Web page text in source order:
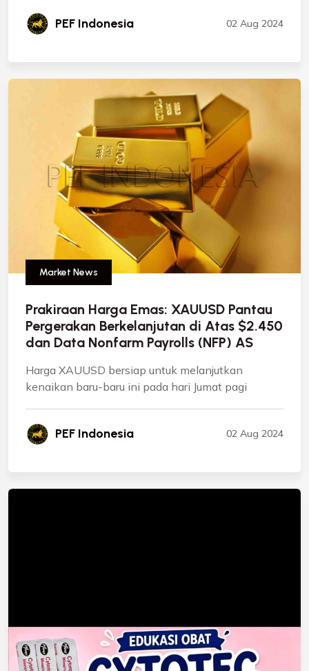
PEF Indonesia 02 Aug 2024
Market News
Prakiraan Harga Emas: XAUUSD Pantau
Pergerakan Berkelanjutan di Atas $2.450
dan Data Nonfarm Payrolls (NFP) AS
Harga XAUUSD bersiap untuk melanjutkan
kenaikan baru-baru ini pada hari Jumat pagi
PEF Indonesia 02 Aug 2024